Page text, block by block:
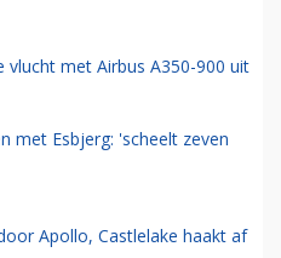
met Airbus A350-900 uit
met Esbjerg: 'scheelt zeven
Apollo, Castlelake haakt af